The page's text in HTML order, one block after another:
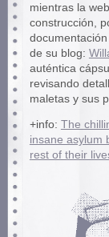
mientras la web
construcción,
de su blog:
auténtica
revisando
maletas y sus
+info: The
insane asylum
rest of their